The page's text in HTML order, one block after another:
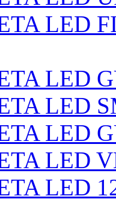
LED
LED
LED
LED
LED
LED